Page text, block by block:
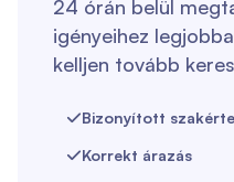
24 órán belül
igényeihez
kelljen tovább
Bizonyított
Korrekt árazás